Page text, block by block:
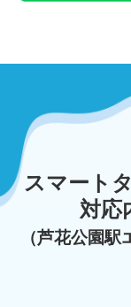
スマート
対応
（芦花公園